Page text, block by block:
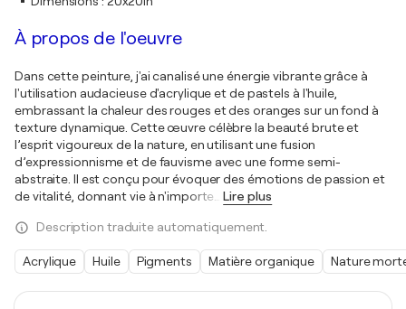
À propos de l'oeuvre
Dans cette peinture, j'ai canalisé une énergie vibrante grâce à
l'utilisation audacieuse d'acrylique et de pastels à l'huile,
embrassant la chaleur des rouges et des oranges sur un fond à
texture dynamique. Cette œuvre célèbre la beauté brute et
l’esprit vigoureux de la nature, en utilisant une fusion
d’expressionnisme et de fauvisme avec une forme semi-
abstraite. Il est conçu pour évoquer des émotions de passion et
de vitalité, donnant vie à n'importe
Lire plus
Description traduite automatiquement.
Acrylique Huile Pigments Matière organique Nature